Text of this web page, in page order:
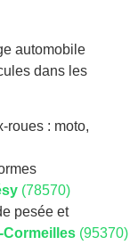
automobile
dans les
roues : moto,
(78570)
pesée et
Cormeilles (95370)